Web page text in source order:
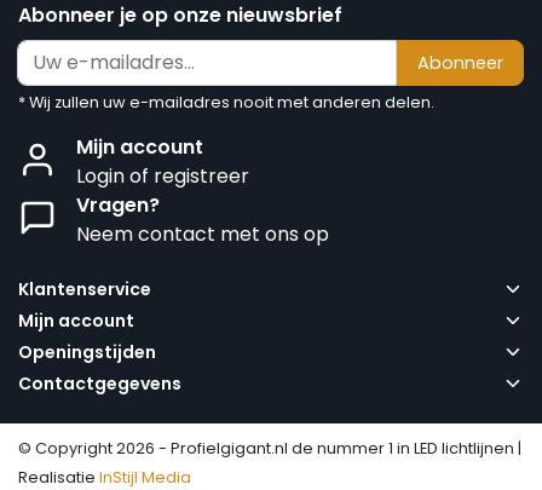
Abonneer je op onze nieuwsbrief
Abonneer
* Wij zullen uw e-mailadres nooit met anderen delen.
Mijn account
Login of registreer
Vragen?
Neem contact met ons op
Klantenservice
Mijn account
Openingstijden
Contactgegevens
© Copyright 2026 - Profielgigant.nl de nummer 1 in LED lichtlijnen |
Realisatie InStijl Media